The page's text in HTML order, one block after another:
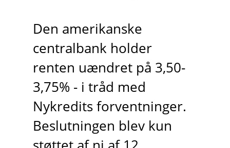
Den amerikanske
centralbank holder
renten uændret på 3,50-
3,75% - i tråd med
Nykredits forventninger.
Beslutningen blev kun